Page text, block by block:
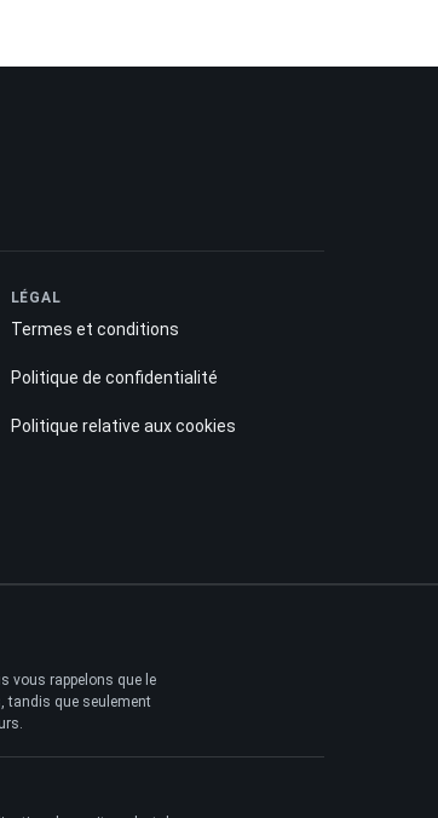
LÉGAL
Termes et conditions
Politique de confidentialité
Politique relative aux cookies
vous rappelons que le
tandis que seulement